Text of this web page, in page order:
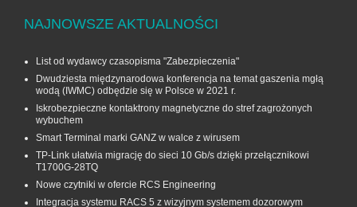
NAJNOWSZE AKTUALNOŚCI
List od wydawcy czasopisma "Zabezpieczenia"
Dwudziesta międzynarodowa konferencja na temat gaszenia mgłą
wodą (IWMC) odbędzie się w Polsce w 2021 r.
Iskrobezpieczne kontaktrony magnetyczne do stref zagrożonych
wybuchem
Smart Terminal marki GANZ w walce z wirusem
TP-Link ułatwia migrację do sieci 10 Gb/s dzięki przełącznikowi
T1700G‑28TQ
Nowe czytniki w ofercie RCS Engineering
Integracja systemu RACS 5 z wizyjnym systemem dozorowym